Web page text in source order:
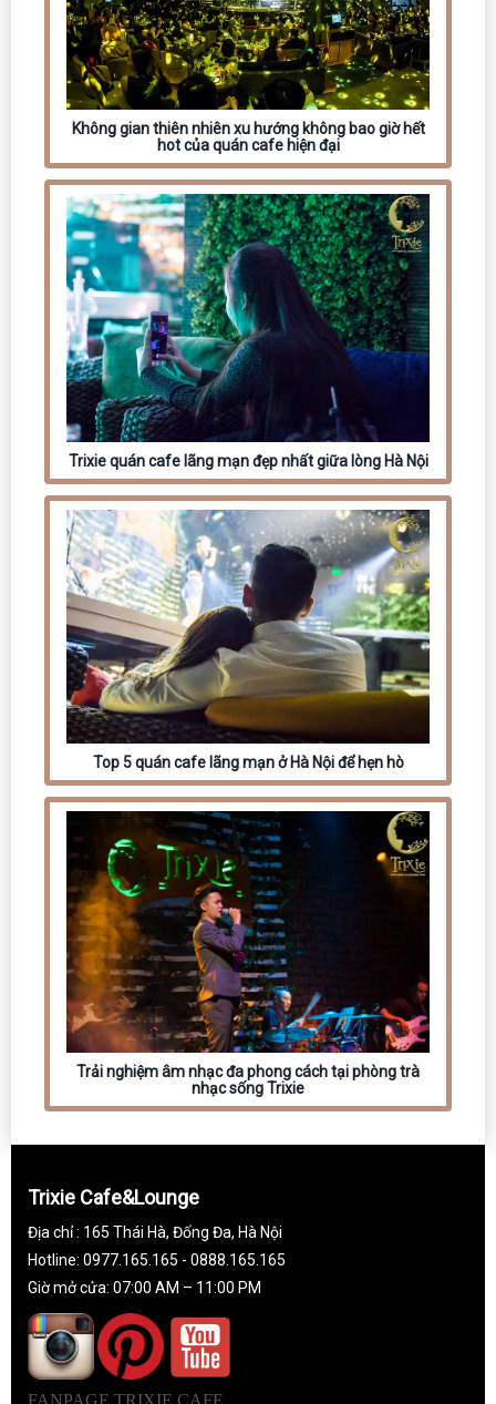
Không gian thiên nhiên xu hướng không bao giờ hết
hot của quán cafe hiện đại
Trixie quán cafe lãng mạn đẹp nhất giữa lòng Hà Nội
Top 5 quán cafe lãng mạn ở Hà Nội để hẹn hò
Trải nghiệm âm nhạc đa phong cách tại phòng trà
nhạc sống Trixie
Trixie Cafe&Lounge
Địa chỉ : 165 Thái Hà, Đống Đa, Hà Nội
Hotline: 0977.165.165 - 0888.165.165
Giờ mở cửa: 07:00 AM – 11:00 PM
FANPAGE TRIXIE CAFE